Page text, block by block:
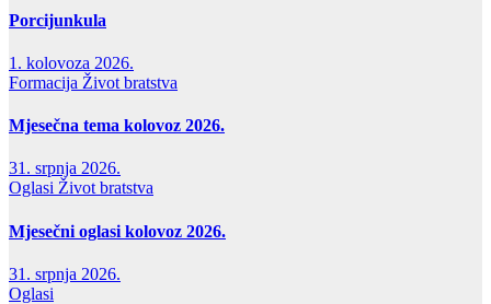
Porcijunkula
1. kolovoza 2026.
Formacija Život bratstva
Mjesečna tema kolovoz 2026.
31. srpnja 2026.
Oglasi Život bratstva
Mjesečni oglasi kolovoz 2026.
31. srpnja 2026.
Oglasi